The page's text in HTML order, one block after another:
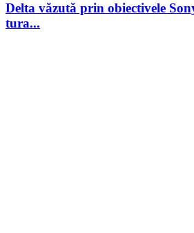
Delta văzută prin obiectivele
tura...